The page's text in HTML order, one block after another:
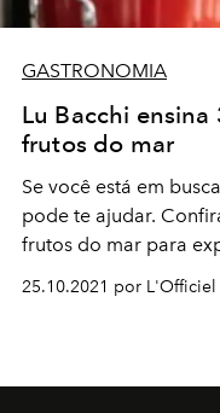
GASTRONOMIA
Lu Bacchi
frutos do mar
Se você está em
pode te ajudar.
frutos do mar para
25.10.2021 por L'Officiel